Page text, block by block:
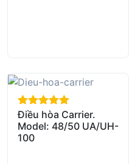
out of 5
Điều hòa Carrier.
Model: 48/50 UA/UH-
100